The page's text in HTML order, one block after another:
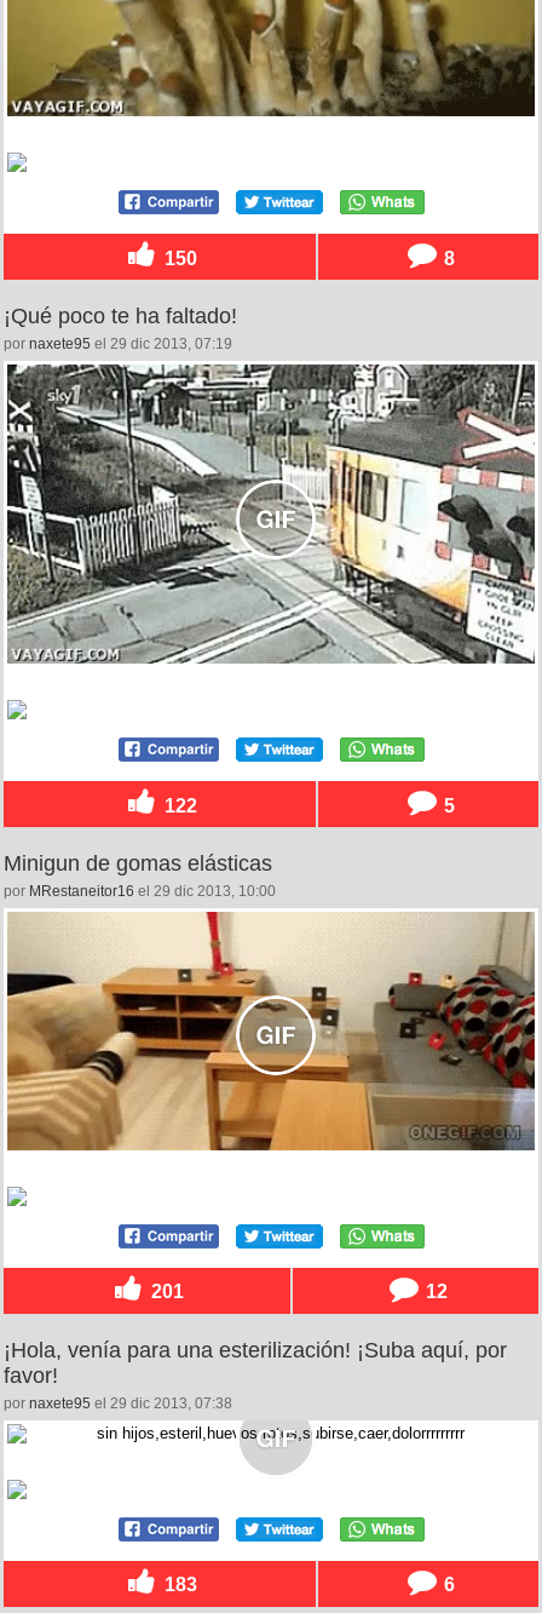
150 8
¡Qué poco te ha faltado!
por naxete95 el 29 dic 2013, 07:19
122 5
Minigun de gomas elásticas
por MRestaneitor16 el 29 dic 2013, 10:00
201 12
¡Hola, venía para una esterilización! ¡Suba aquí, por
favor!
por naxete95 el 29 dic 2013, 07:38
183 6